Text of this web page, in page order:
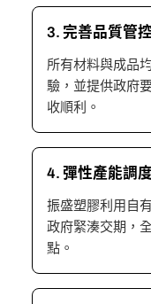
3. 完善品質管
所有材料與成品
驗，並提供政府
收順利。
4. 彈性產能調
振盛塑膠利用自
政府緊湊交期，
點。